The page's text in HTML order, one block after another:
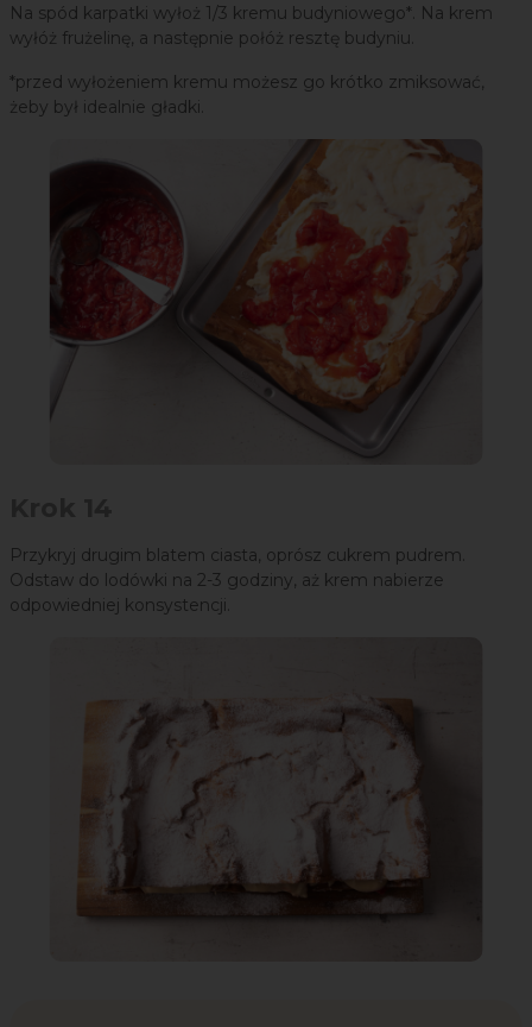
Na spód karpatki wyłoż 1/3 kremu budyniowego*. Na krem
wyłóż frużelinę, a następnie połóż resztę budyniu.
*przed wyłożeniem kremu możesz go krótko zmiksować,
żeby był idealnie gładki.
Przykryj drugim blatem ciasta, oprósz cukrem pudrem.
Odstaw do lodówki na 2-3 godziny, aż krem nabierze
odpowiedniej konsystencji.